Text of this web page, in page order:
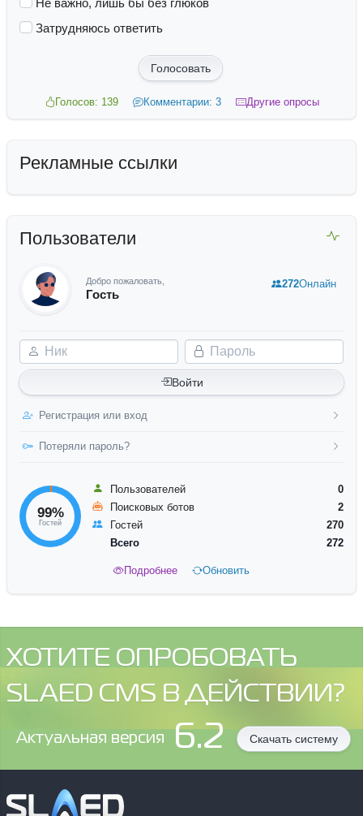
Не важно, лишь бы без глюков
Затрудняюсь ответить
Голосовать
Голосов: 139 Комментарии: 3 Другие опросы
Рекламные ссылки
Пользователи
Добро пожаловать,
Гость
Ник Пароль
Войти
Регистрация или вход
Потеряли пароль?
272Онлайн
99%
Гостей
Пользователей
0
Поисковых ботов
2
Гостей
270
Всего
272
Подробнее Обновить
ХОТИТЕ ОПРОБОВАТЬ
SLAED CMS В ДЕЙСТВИИ?
Aктуальная версия 6.2 Скачать систему